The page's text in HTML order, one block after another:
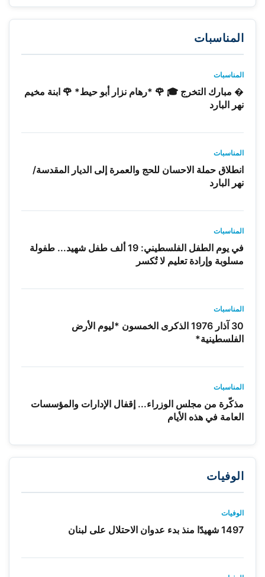
المناسبات
المناسبات
� مبارك التخرج 🎓 🌹 *رهام نزار أبو حيط* 🌹 ابنة مخيم
نهر البارد
المناسبات
انطلاق حملة الاحسان للحج والعمرة إلى الديار المقدسة/
نهر البارد
المناسبات
في يوم الطفل الفلسطيني: 19 ألف طفل شهيد... طفولة
مسلوبة وإرادة تعليم لا تُكسر
المناسبات
30 آذار 1976 الذكرى الخمسون *ليوم الأرض
الفلسطينية*
المناسبات
مذكّرة من مجلس الوزراء... إقفال الإدارات والمؤسسات
العامة في هذه الأيام
الوفيات
الوفيات
1497 شهيدًا منذ بدء عدوان الاحتلال على لبنان